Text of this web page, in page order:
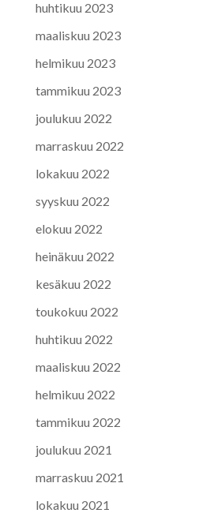
huhtikuu 2023
maaliskuu 2023
helmikuu 2023
tammikuu 2023
joulukuu 2022
marraskuu 2022
lokakuu 2022
syyskuu 2022
elokuu 2022
heinäkuu 2022
kesäkuu 2022
toukokuu 2022
huhtikuu 2022
maaliskuu 2022
helmikuu 2022
tammikuu 2022
joulukuu 2021
marraskuu 2021
lokakuu 2021